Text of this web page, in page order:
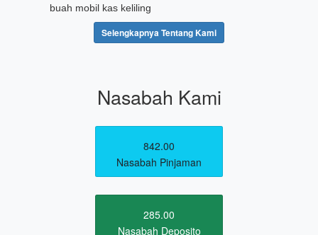
buah mobil kas keliling
Selengkapnya Tentang Kami
Nasabah Kami
842.00
Nasabah Pinjaman
285.00
Nasabah Deposito